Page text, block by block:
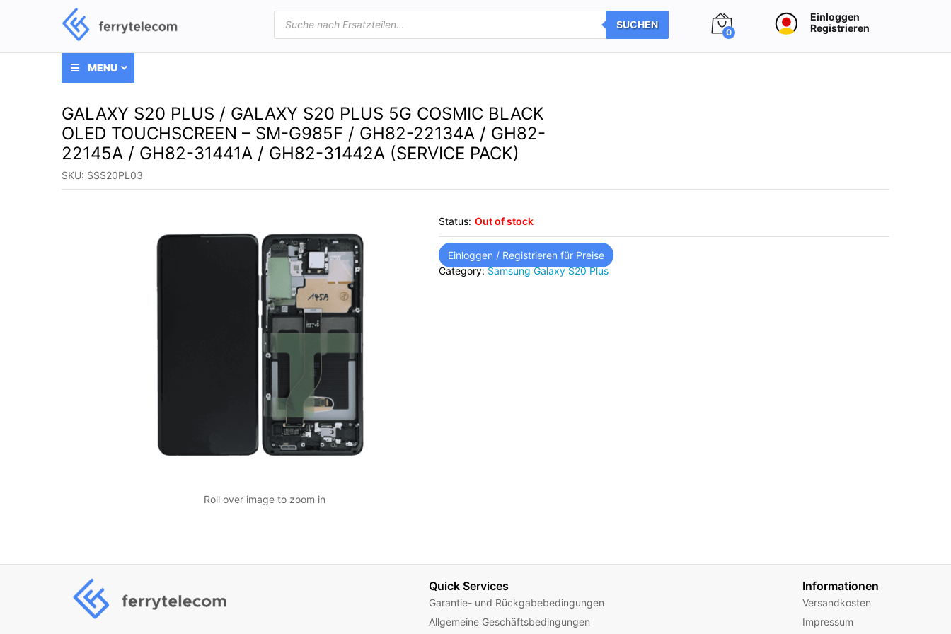
Products
search
SUCHEN
0
Einloggen
Registrieren
MENU
GALAXY S20 PLUS / GALAXY S20 PLUS 5G COSMIC BLACK
OLED TOUCHSCREEN – SM-G985F / GH82-22134A / GH82-
22145A / GH82-31441A / GH82-31442A (SERVICE PACK)
SKU: SSS20PL03
Roll over image to zoom in
Status: Out of stock
Einloggen / Registrieren für Preise
Category:Samsung Galaxy S20 Plus
Quick Services
Garantie- und Rückgabebedingungen
Allgemeine Geschäftsbedingungen
Informationen
Versandkosten
Impressum